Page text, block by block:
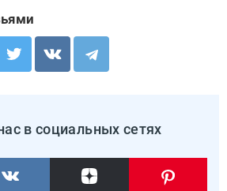
в социальных сетях